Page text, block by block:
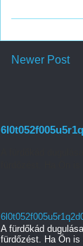
Newer Post
A fürdőkád
fürdőzést. Ha Ön